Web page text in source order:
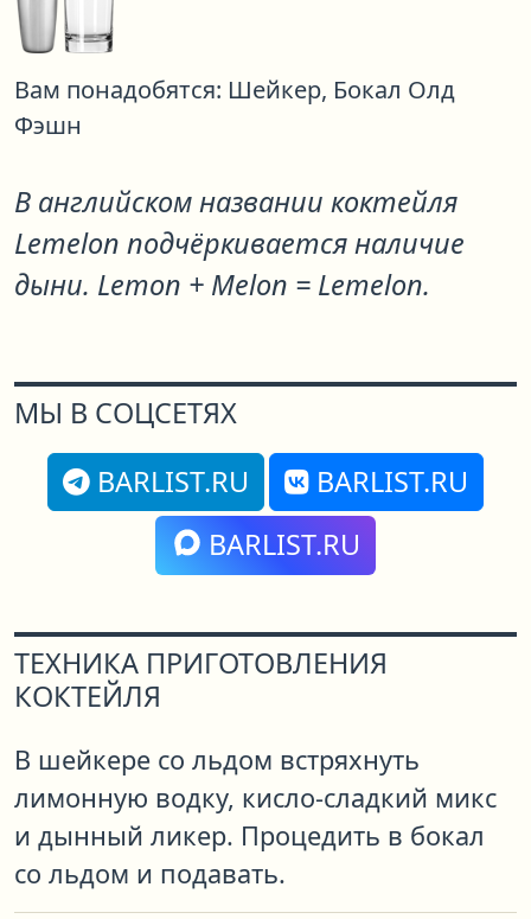
Вам понадобятся: Шейкер, Бокал Олд
Фэшн
В английском названии коктейля
Lemelon подчёркивается наличие
дыни. Lemon + Melon = Lemelon.
МЫ В СОЦСЕТЯХ
BARLIST.RU
BARLIST.RU
BARLIST.RU
ТЕХНИКА ПРИГОТОВЛЕНИЯ
КОКТЕЙЛЯ
В шейкере со льдом встряхнуть
лимонную водку, кисло-сладкий микс
и дынный ликер. Процедить в бокал
со льдом и подавать.